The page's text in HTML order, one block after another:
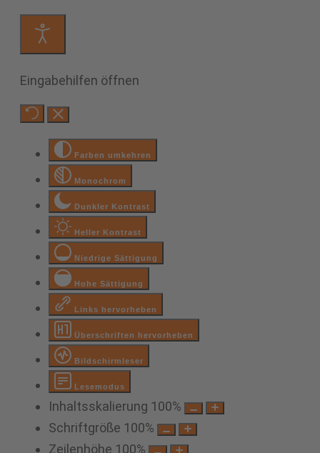
Eingabehilfen öffnen
Farben umkehren
Monochrom
Dunkler Kontrast
Heller Kontrast
Niedrige Sättigung
Hohe Sättigung
Links hervorheben
Überschriften hervorheben
Bildschirmleser
Lesemodus
Inhaltsskalierung 100%
Schriftgröße 100%
Zeilenhöhe 100%